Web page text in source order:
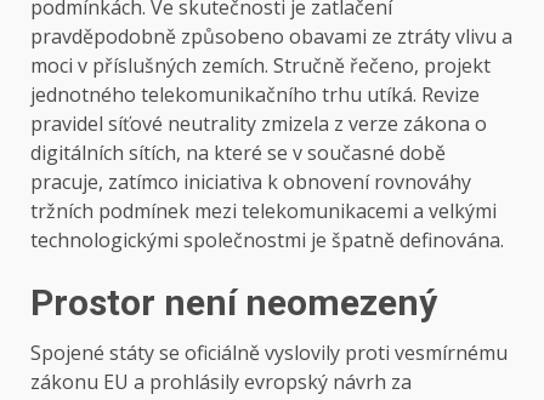
podmínkách. Ve skutečnosti je zatlačení
pravděpodobně způsobeno obavami ze ztráty vlivu a
moci v příslušných zemích. Stručně řečeno, projekt
jednotného telekomunikačního trhu utíká. Revize
pravidel síťové neutrality zmizela z verze zákona o
digitálních sítích, na které se v současné době
pracuje, zatímco iniciativa k obnovení rovnováhy
tržních podmínek mezi telekomunikacemi a velkými
technologickými společnostmi je špatně definována.
Prostor není neomezený
Spojené státy se oficiálně vyslovily proti vesmírnému
zákonu EU a prohlásily evropský návrh za